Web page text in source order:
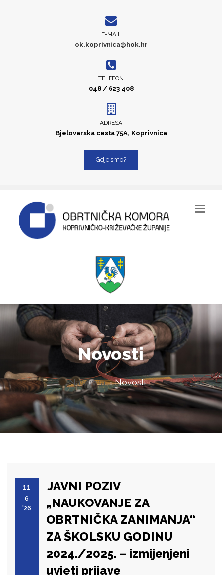
E-MAIL
ok.koprivnica@hok.hr
TELEFON
048 / 623 408
ADRESA
Bjelovarska cesta 75A, Koprivnica
Gdje smo?
Novosti
Naslovna Novosti
11
6
'26
JAVNI POZIV
„NAUKOVANJE ZA
OBRTNIČKA ZANIMANJA“
ZA ŠKOLSKU GODINU
2024./2025. – izmijenjeni
uvjeti prijave